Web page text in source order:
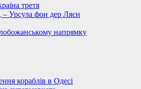
третя
– Урсула фон дер Ляєн
напрямку
кораблів в Одесі